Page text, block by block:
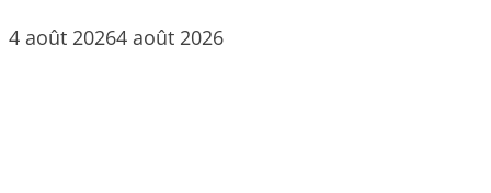
4 août 20264 août 2026